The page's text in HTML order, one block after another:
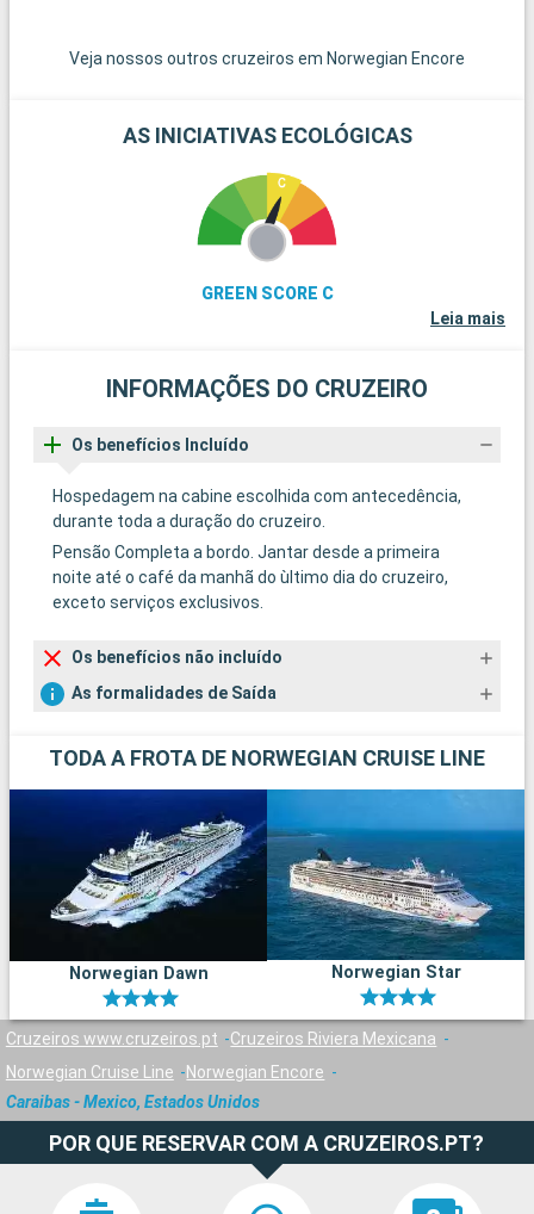
Veja nossos outros cruzeiros em Norwegian Encore
AS INICIATIVAS ECOLÓGICAS
GREEN SCORE C
Leia mais
INFORMAÇÕES DO CRUZEIRO
Os benefícios Incluído
Hospedagem na cabine escolhida com antecedência,
durante toda a duração do cruzeiro.
Pensão Completa a bordo. Jantar desde a primeira
noite até o café da manhã do ùltimo dia do cruzeiro,
exceto serviços exclusivos.
Os benefícios não incluído
As formalidades de Saída
TODA A FROTA DE NORWEGIAN CRUISE LINE
Norwegian Dawn Norwegian Star
Cruzeiros www.cruzeiros.pt
Cruzeiros Riviera Mexicana
Norwegian Cruise Line
Norwegian Encore
Caraibas - Mexico, Estados Unidos
POR QUE RESERVAR COM A CRUZEIROS.PT?